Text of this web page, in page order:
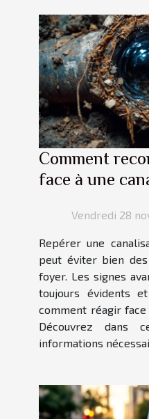
Comment
face à une
Vendredi 28
Repérer une
peut éviter bien
foyer. Les signes
toujours évidents
comment réagir
Découvrez dans
informations